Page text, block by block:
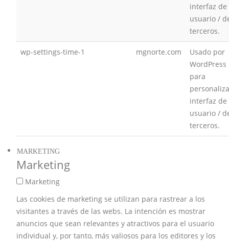
interfaz de
usuario /
terceros.
wp-settings-time-1 mgnorte.com
Usado por
WordPress
para
interfaz de
usuario /
terceros.
MARKETING
Marketing
Marketing
Las cookies de marketing se utilizan para rastrear a los
visitantes a través de las webs. La intención es mostrar
anuncios que sean relevantes y atractivos para el usuario
individual y, por tanto, más valiosos para los editores y los